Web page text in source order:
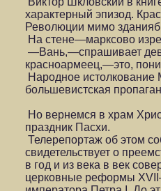
характерный эпизод.
Революции мимо
На стене—марксово
—Вань,—спрашивает
красноармеец,—это,
Народное истолкование
большевистская
Но вернемся в храм
праздник Пасхи.
Телерепортаж об этом
свидетельствует о
в год и из века в век
церковные реформы